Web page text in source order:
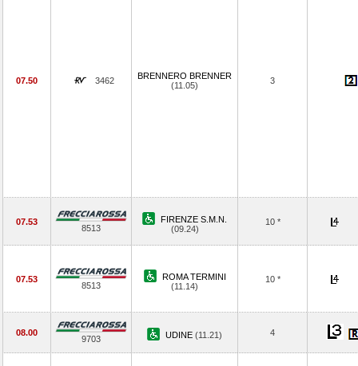
07.50 3462
BRENNERO BRENNER
(11.05)
3
07.53
8513
FIRENZE S.M.N.
(09.24)
10 *
07.53
8513
ROMA TERMINI
(11.14)
10 *
08.00
9703 UDINE (11.21) 4